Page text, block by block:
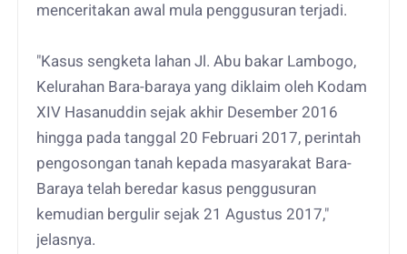
menceritakan awal mula penggusuran terjadi.
"Kasus sengketa lahan Jl. Abu bakar Lambogo,
Kelurahan Bara-baraya yang diklaim oleh Kodam
XIV Hasanuddin sejak akhir Desember 2016
hingga pada tanggal 20 Februari 2017, perintah
pengosongan tanah kepada masyarakat Bara-
Baraya telah beredar kasus penggusuran
kemudian bergulir sejak 21 Agustus 2017,"
jelasnya.